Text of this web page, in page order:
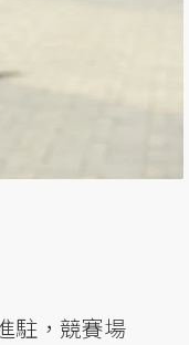
駐，競賽場